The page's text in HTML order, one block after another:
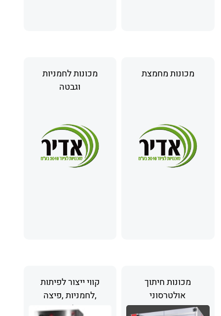
מכונות מחמצת
מכונות לחמניות
וגבטה
מכונות חיתוך
אולטרסוני
קווי ייצור לפיתות
,לחמניות ,פיצה
ולחם